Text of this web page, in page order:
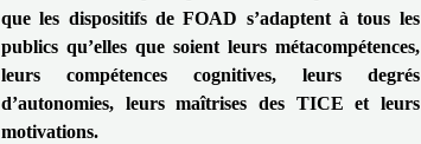
que les dispositifs de FOAD s’adaptent à tous les
publics qu’elles que soient leurs métacompétences,
leurs compétences cognitives, leurs degrés
d’autonomies, leurs maîtrises des TICE et leurs
motivations.